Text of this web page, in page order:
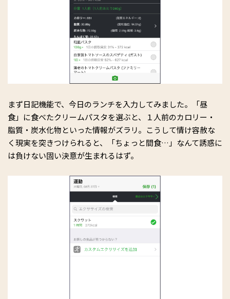
まず日記機能で、今日のランチを入力してみました。「昼
食」に食べたクリームパスタを選ぶと、１人前のカロリー・
脂質・炭水化物といった情報がズラリ。こうして情け容赦な
く現実を突きつけられると、「ちょっと間食…」なんて誘惑に
は負けない固い決意が生まれるはず。